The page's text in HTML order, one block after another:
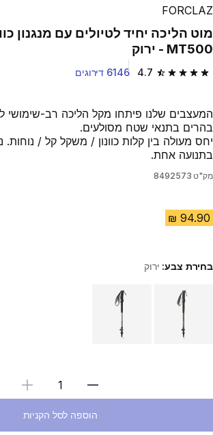
FORCLAZ
מוט הליכה יחיד לטיולים עם מנגנון כוונון, דגם
MT500 - ירוק
4.7 4.7 out of 5 stars from 6146 reviews 6146 דירוגים
המעצבים שלנו פיתחו מקל הליכה רב-שימושי
בהרים בתנאי שטח מסולעים.
יחס מעולה בין קלות כוונון / משקל קל / נוחות.
בתנועה אחת.
מק"ט 8492573
בחירת צבע: ירוק
Choose a variant
בחירת כמות
הוספה לסל הקניות